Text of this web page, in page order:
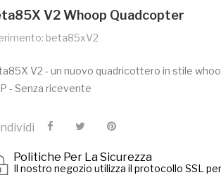
V2 Whoop Quadcopter
beta85xV2
V2 - un nuovo quadricottero in stile
- Senza ricevente
Politiche Per La Sicurezza
Il nostro negozio utilizza il protocollo SSL